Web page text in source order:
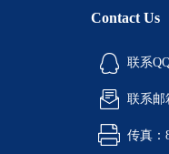
Contact Us
联系
联系邮
传真：